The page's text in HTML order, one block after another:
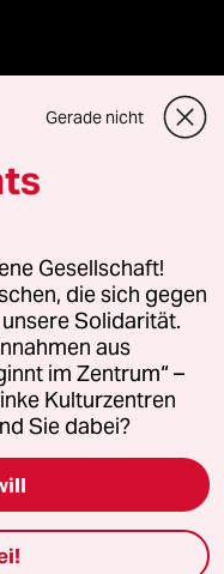
oder für Genehmigungen
Richtlinien
Impressum AGB
(Ads)
Gerade nicht
Gesellschaft!
die sich gegen
Solidarität.
aus
im Zentrum“ –
Kulturzentren
Sie dabei?